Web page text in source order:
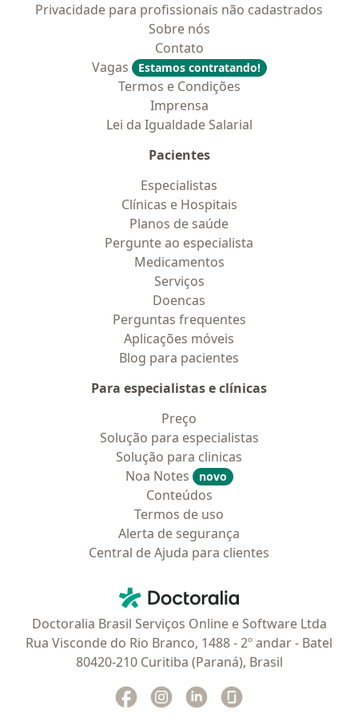
Privacidade para profissionais não cadastrados
Sobre nós
Contato
Vagas
Estamos contratando!
Termos e Condições
Imprensa
Lei da Igualdade Salarial
Pacientes
Especialistas
Clínicas e Hospitais
Planos de saúde
Pergunte ao especialista
Medicamentos
Serviços
Doencas
Perguntas frequentes
Aplicações móveis
Blog para pacientes
Para especialistas e clínicas
Preço
Solução para especialistas
Solução para clinicas
Noa Notes
novo
Conteúdos
Termos de uso
Alerta de segurança
Central de Ajuda para clientes
Doctoralia - Homepage
Doctoralia Brasil Serviços Online e Software Ltda
Rua Visconde do Rio Branco, 1488 - 2º andar - Batel
80420-210 Curitiba (Paraná), Brasil
Facebook
abre num novo separador
Instagram
abre num novo separador
Linkedin
abre num novo